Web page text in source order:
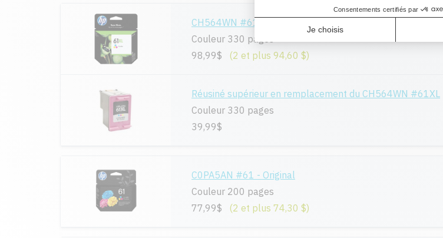
CH564WN #61XL - Original
Couleur 330 pages
98,99$
(2 et plus 94,60 $)
Réusiné supérieur en remplacement du CH564WN #61XL
Couleur 330 pages
39,99$
C0PA5AN #61 - Original
Couleur 200 pages
77,99$
(2 et plus 74,30 $)